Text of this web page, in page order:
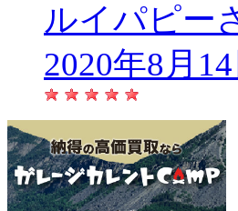
ルイパピー
2020年8月